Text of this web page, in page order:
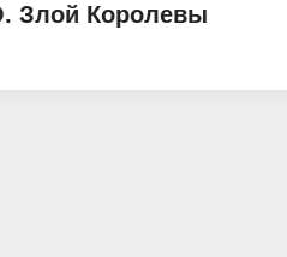
Злой Королевы